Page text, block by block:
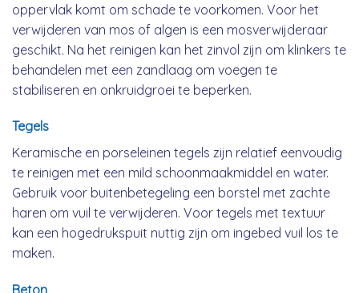
oppervlak komt om schade te voorkomen. Voor het
verwijderen van mos of algen is een mosverwijderaar
geschikt. Na het reinigen kan het zinvol zijn om klinkers te
behandelen met een zandlaag om voegen te
stabiliseren en onkruidgroei te beperken.
Tegels
Keramische en porseleinen tegels zijn relatief eenvoudig
te reinigen met een mild schoonmaakmiddel en water.
Gebruik voor buitenbetegeling een borstel met zachte
haren om vuil te verwijderen. Voor tegels met textuur
kan een hogedrukspuit nuttig zijn om ingebed vuil los te
maken.